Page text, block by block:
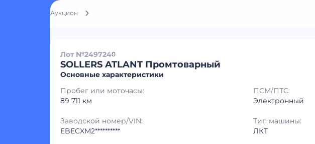
Аукцион
Лот №2497240
SOLLERS ATLANT Промтоварный
Основные характеристики
Пробег или моточасы:
89 711 км
ПСМ/ПТС:
Электронный
Заводской номер/VIN:
EBECXM2**********
Тип машины:
ЛКТ